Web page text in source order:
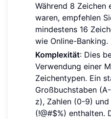
Während 8 Zeichen
waren, empfehlen
mindestens 16
wie Online-Banking.
Komplexität: Dies
Verwendung einer
Zeichentypen. Ein
Großbuchstaben
z), Zahlen (0-9)
(!@#$%) enthalten.